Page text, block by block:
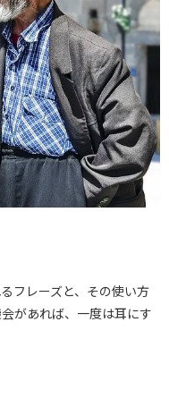
フレーズと、その使い方
があれば、一度は耳にす